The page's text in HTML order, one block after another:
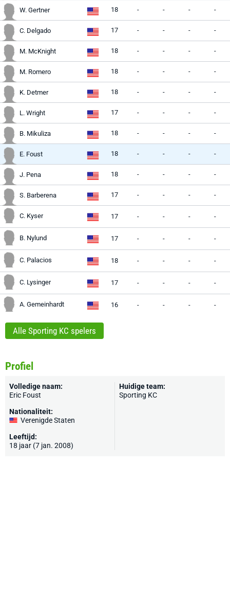
W. Gertner 18 - - - -
C. Delgado 17 - - - -
M. McKnight 18 - - - -
M. Romero 18 - - - -
K. Detmer 18 - - - -
L. Wright 17 - - - -
B. Mikuliza 18 - - - -
E. Foust 18 - - - -
J. Pena 18 - - - -
S. Barberena 17 - - - -
C. Kyser 17 - - - -
B. Nylund 17 - - - -
C. Palacios 18 - - - -
C. Lysinger 17 - - - -
A. Gemeinhardt 16 - - - -
Alle Sporting KC spelers
Profiel
Volledige naam:
Eric Foust
Nationaliteit:
Verenigde Staten
Leeftijd:
18 jaar (7 jan. 2008)
Huidige team:
Sporting KC